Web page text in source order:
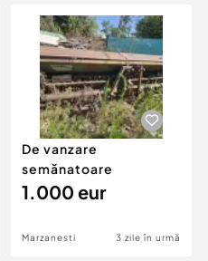
De vanzare
semănatoare
1.000 eur
Marzanesti 3 zile în urmă